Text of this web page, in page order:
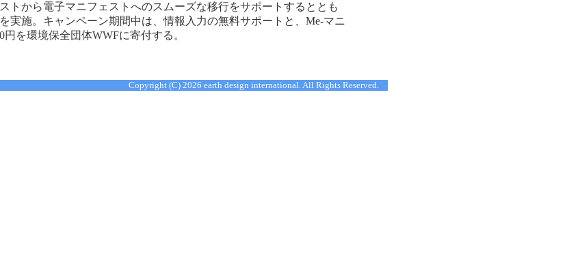
トから電子マニフェストへのスムーズな移行をサポートするととも
実施。キャンペーン期間中は、情報入力の無料サポートと、Me-マニ
を環境保全団体WWFに寄付する。
Copyright (C) 2026 earth design international. All Rights Reserved.